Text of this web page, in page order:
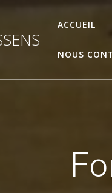
ACCUEIL
NOUS